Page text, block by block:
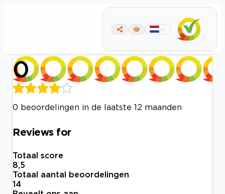
0
0 beoordelingen in de laatste 12 maanden
Reviews for
Totaal score
8,5
Totaal aantal beoordelingen
14